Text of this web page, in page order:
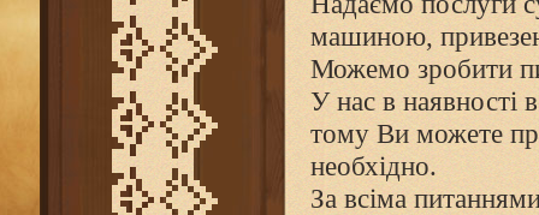
машиною,
Можемо зробити
У нас в наявності
тому Ви можете
необхідно.
За всіма